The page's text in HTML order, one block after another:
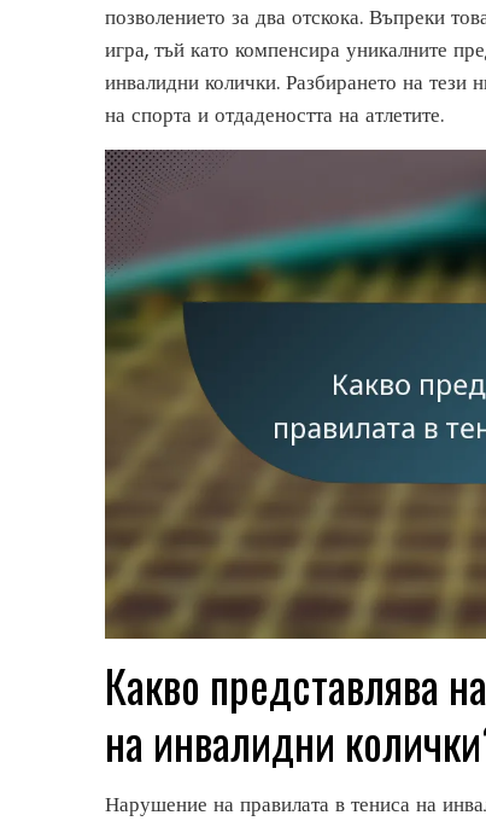
позволението за два отскока. Въпреки
игра, тъй като компенсира уникалните
инвалидни колички. Разбирането на
на спорта и отдадеността на атлетите.
Какво представлява
на инвалидни
Нарушение на правилата в тениса на